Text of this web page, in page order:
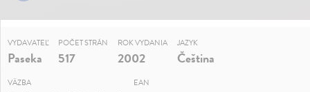
VYDAVATEĽ
Paseka
POČET STRÁN
517
ROK VYDANIA
2002
JAZYK
Čeština
VÄZBA EAN